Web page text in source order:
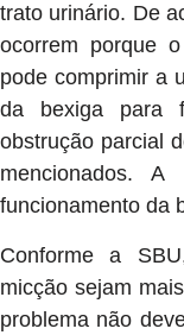
trato urinário. De
ocorrem porque
pode comprimir a
da bexiga para
obstrução parcial
mencionados.
funcionamento da
Conforme a
micção sejam
problema não